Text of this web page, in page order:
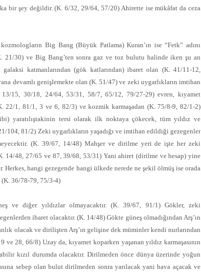
bir şey değildir. (K. 6/32, 29/64, 57/20) Ahirette ise mükâfat da ceza
Big Bang (Büyük Patlama) Kuran’ın ise “Fetk” adını
21/30) ve Big Bang’ten sonra gaz ve toz bulutu halinde iken şu an
galaksi katmanlarından (gök katlarından) ibaret olan (K. 41/11-12,
devamlı genişlemekte olan (K. 51/47) ve zeki uygarlıkların imtihan
15, 30/18, 24/64, 53/31, 58/7, 65/12, 79/27-29) evren, kıyamet
22/1, 81/1, 3 ve 6, 82/3) ve kozmik karmaşadan (K. 75/8-9, 82/1-2)
yaratılıştakinin tersi olarak ilk noktaya çökecek, tüm yıldız ve
104, 81/2) Zeki uygarlıkların yaşadığı ve imtihan edildiği gezegenler
(K. 39/67, 14/48) Mahşer ve dirilme yeri de işte her zeki
14/48, 27/65 ve 87, 39/68, 53/31) Yani ahiret (dirilme ve hesap) yine
Herkes, hangi gezegende hangi ülkede nerede ne şekil ölmüş ise orada
36/78-79, 75/3-4)
ve diğer yıldızlar olmayacaktır. (K. 39/67, 91/1) Gökler, zeki
ibaret olacaktır. (K. 14/48) Gökte güneş olmadığından Arş’ın
olacak ve dirilişten Arş’ın gelişine dek müminler kendi nurlarından
28, 66/8) Uzay da, kıyamet koparken yaşanan yıldız karmaşasının
kızıl durumda olacaktır. Dirilmeden önce dünya üzerinde yoğun
sebep olan bulut dirilmeden sonra yarılacak yani hava açacak ve